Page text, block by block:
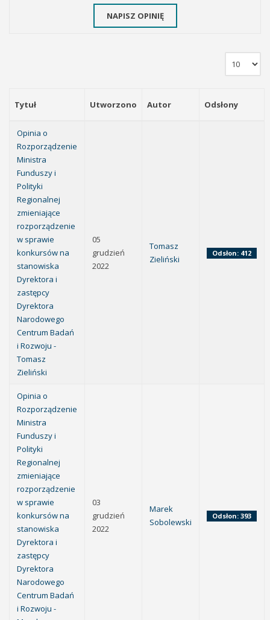
NAPISZ OPINIĘ
Tytuł Utworzono Autor Odsłony
Opinia o
Rozporządzenie
Ministra
Funduszy i
Polityki
Regionalnej
zmieniające
rozporządzenie
w sprawie
konkursów na
stanowiska
Dyrektora i
zastępcy
Dyrektora
Narodowego
Centrum Badań
i Rozwoju -
Tomasz
Zieliński
05
grudzień
2022
Tomasz
Zieliński
Odsłon: 412
Opinia o
Rozporządzenie
Ministra
Funduszy i
Polityki
Regionalnej
zmieniające
rozporządzenie
w sprawie
konkursów na
stanowiska
Dyrektora i
zastępcy
Dyrektora
Narodowego
Centrum Badań
i Rozwoju -
03
grudzień
2022
Marek
Sobolewski
Odsłon: 393